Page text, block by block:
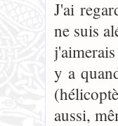
J'ai
ne suis
y a
aussi,